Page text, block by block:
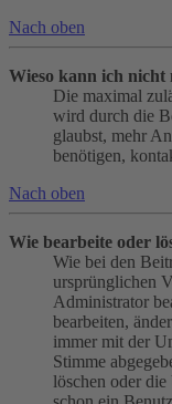
Nach oben
Wieso kann ich nicht
Die maximal
wird durch die
glaubst, mehr
benötigen,
Nach oben
Wie bearbeite oder
Wie bei den
ursprünglichen
Administrator
bearbeiten,
immer mit der
Stimme
löschen oder